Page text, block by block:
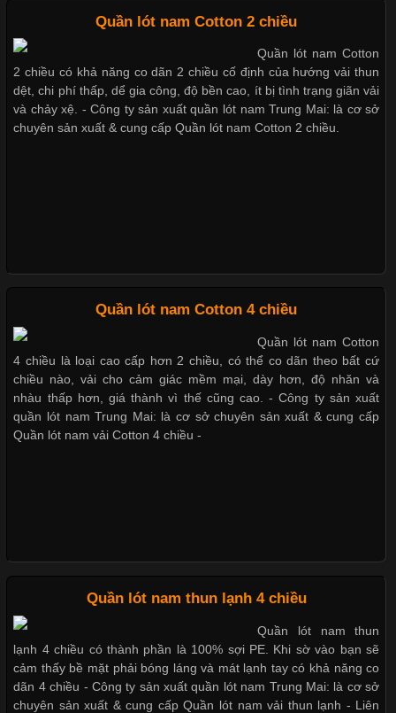
Chất Liệu Lycra Có Gì Đặc Biệt Trong Ngành Thời Trang?
Vải Lycra Là Gì? Chất Liệu Co Giãn Được Ưa Chuộng Trong
Chất Liệu Bamboo Xu Hướng Mới Trong Ngành Thời Trang
Cập nhật 2026-05-21 14:59:25
Trong những năm gần đây, vải Bamboo đang trở thành một
trong những chất liệu được yêu thích trong ngành thời trang
nhờ đặc tính mềm mại, thoáng khí và thân thiện với môi trường.
Không chỉ được ứng dụng trong quần áo thường ngày, loại vải
Cập nhật 2026-05-20 14:58:56
Vải thun là một trong những chất liệu được sử dụng rộng rãi
nhất trong ngành thời trang nhờ đặc tính co giãn, mềm mại và
thoải mái khi mặc. Từ áo thun, đồ thể thao cho đến đồ lót nam,
vải thun luôn đóng vai trò quan trọng trong quá trình sản xuất.
Hiện nay, nhu cầu tìm kiếm quần lót nam giá
Mẫu quần lót nam giá rẻ sốt hè 2017
Quần lót nam boxer thun lạnh
Nguyên bộ quần lót nam Boxer thun lạnh giá rẻ
Dễ chịu hơn với quần lót nam giá rẻ vải Cotton 4 chiều
Quần lót nam Cotton 2 chiều
Quần lót nam Cotton
2 chiều có khả năng co dãn 2 chiều cố định của hướng vải thun
dệt, chi phí thấp, dể gia công, độ bền cao, ít bị tình trạng giãn vải
và chảy xệ. - Công ty sản xuất quần lót nam Trung Mai: là cơ sở
chuyên sản xuất & cung cấp Quần lót nam Cotton 2 chiều.
Quần lót nam Cotton 4 chiều
Quần lót nam Cotton
4 chiều là loại cao cấp hơn 2 chiều, có thể co dãn theo bất cứ
chiều nào, vải cho cảm giác mềm mại, dày hơn, độ nhăn và
nhàu thấp hơn, giá thành vì thế cũng cao. - Công ty sản xuất
quần lót nam Trung Mai: là cơ sở chuyên sản xuất & cung cấp
Quần lót nam vải Cotton 4 chiều -
Quần lót nam thun lạnh 4 chiều
Quần lót nam thun
lạnh 4 chiều có thành phần là 100% sợi PE. Khi sờ vào bạn sẽ
cảm thấy bề mặt phải bóng láng và mát lạnh tay có khả năng co
dãn 4 chiều - Công ty sản xuất quần lót nam Trung Mai: là cơ sở
chuyên sản xuất & cung cấp Quần lót nam vải thun lạnh - Liên